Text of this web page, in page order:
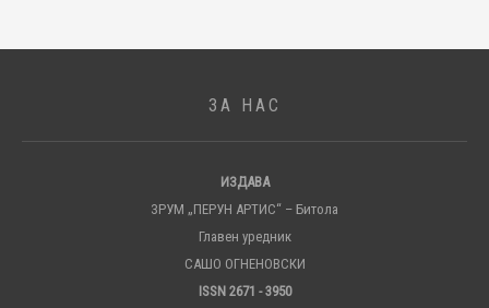
ЗА НАС
ИЗДАВА
ЗРУМ „ПЕРУН АРТИС“ – Битола
Главен уредник
САШО ОГНЕНОВСКИ
ISSN 2671 - 3950